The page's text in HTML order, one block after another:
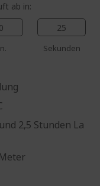
ab in:
25
Sekunden
2,5 Stunden La